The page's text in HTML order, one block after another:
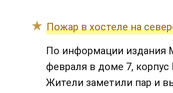
Пожар в хостеле на
По информации издания
февраля в доме 7,
Жители заметили пар и